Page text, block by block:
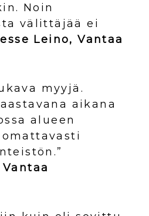
Noin
välittäjää ei
Leino, Vantaa
myyjä.
aikana
alueen